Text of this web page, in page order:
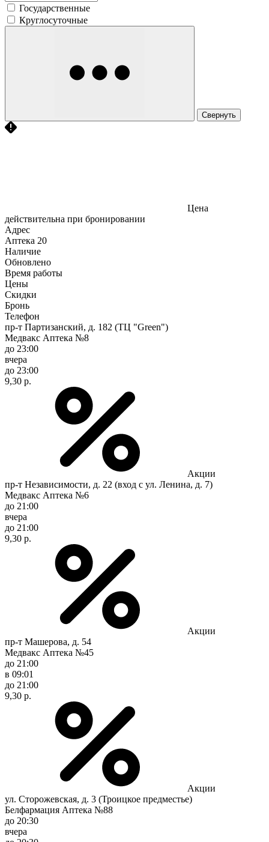
Государственные
Круглосуточные
Свернуть
Цена
действительна при бронировании
Адрес
Аптека 20
Наличие
Обновлено
Время работы
Цены
Скидки
Бронь
Телефон
пр-т Партизанский, д. 182 (ТЦ "Green")
Медвакс Аптека №8
до 23:00
вчера
до 23:00
9,30 р.
Акции
пр-т Независимости, д. 22 (вход с ул. Ленина, д. 7)
Медвакс Аптека №6
до 21:00
вчера
до 21:00
9,30 р.
Акции
пр-т Машерова, д. 54
Медвакс Аптека №45
до 21:00
в 09:01
до 21:00
9,30 р.
Акции
ул. Сторожевская, д. 3 (Троицкое предместье)
Белфармация Аптека №88
до 20:30
вчера